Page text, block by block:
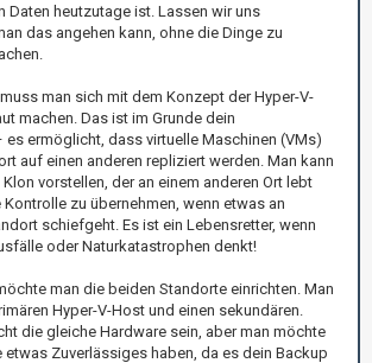
Daten heutzutage ist. Lassen wir uns
das angehen kann, ohne die Dinge zu
man sich mit dem Konzept der Hyper-V-
machen. Das ist im Grunde dein
es ermöglicht, dass virtuelle Maschinen (VMs)
auf einen anderen repliziert werden. Man kann
vorstellen, der an einem anderen Ort lebt
zu übernehmen, wenn etwas an
schiefgeht. Es ist ein Lebensretter, wenn
oder Naturkatastrophen denkt!
man die beiden Standorte einrichten. Man
Hyper-V-Host und einen sekundären.
die gleiche Hardware sein, aber man möchte
etwas Zuverlässiges haben, da es dein Backup